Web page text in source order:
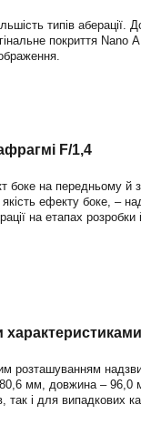
типів аберації.
покриття Nano
F/1,4
боке на передньому й
ефекту боке, –
на етапах розробки
характеристиками
розташуванням
80,6 мм, довжина – 96,0
так і для випадкових